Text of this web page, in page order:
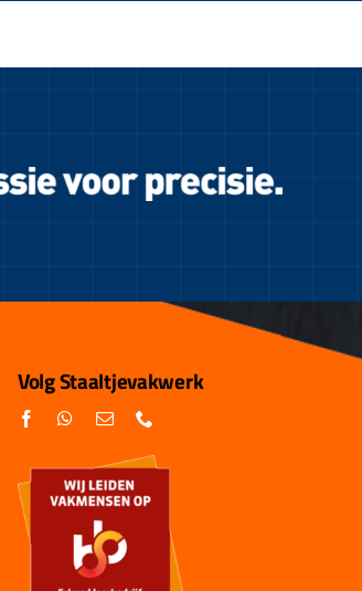
Volg Staaltjevakwerk